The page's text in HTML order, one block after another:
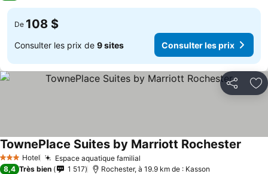
De 108 $
Consulter les prix de 9 sites Consulter les prix
Partager
3 ÉtoilesHotel Espace aquatique familial
TownePlace Suites by Marriott Rochester
8,4 Très bien 1 517 Rochester, à 19.9 km de : Kasson